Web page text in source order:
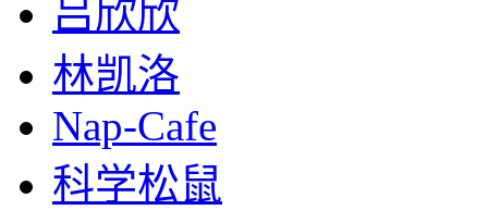
吕欣欣
林凯洛
Nap-Cafe
科学松鼠